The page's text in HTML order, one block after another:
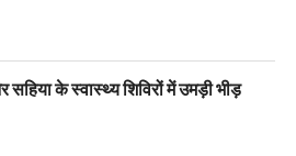
के स्वास्थ्य शिविरों में उमड़ी भीड़